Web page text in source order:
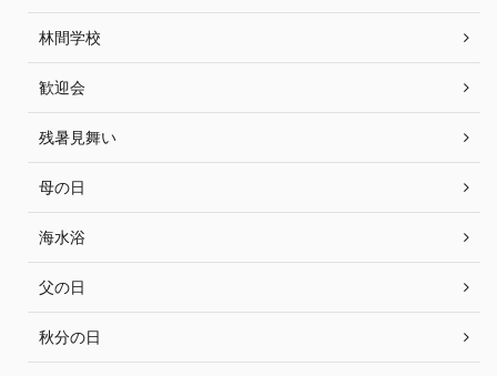
林間学校
歓迎会
残暑見舞い
母の日
海水浴
父の日
秋分の日